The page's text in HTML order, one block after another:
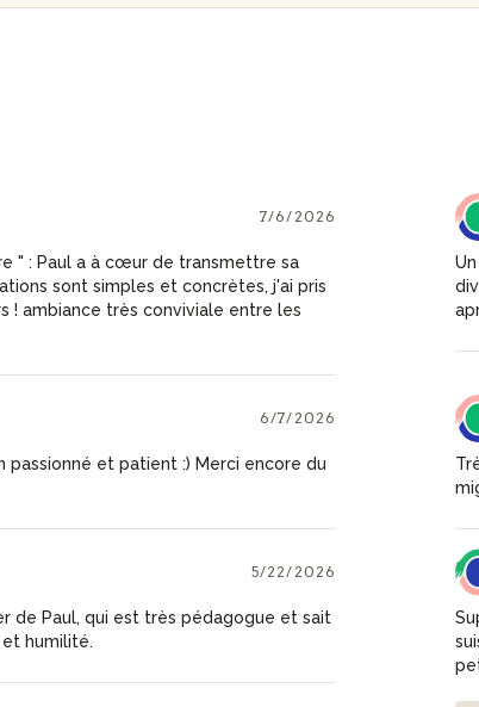
7/6/2026
" : Paul a à cœur de transmettre sa
sont simples et concrètes, j'ai pris
! ambiance très conviviale entre les
6/7/2026
et patient :) Merci encore du
5/22/2026
de Paul, qui est très pédagogue et sait
humilité.